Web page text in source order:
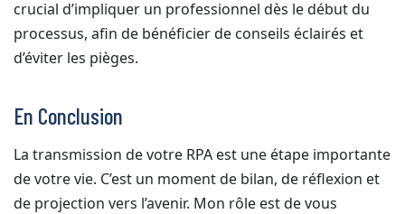
crucial d’impliquer un professionnel dès le début du
processus, afin de bénéficier de conseils éclairés et
d’éviter les pièges.
En Conclusion
La transmission de votre RPA est une étape importante
de votre vie. C’est un moment de bilan, de réflexion et
de projection vers l’avenir. Mon rôle est de vous